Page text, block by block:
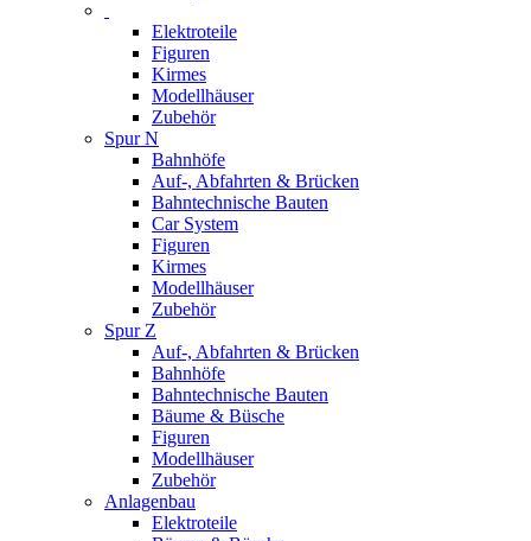
Elektroteile
Figuren
Kirmes
Modellhäuser
Zubehör
Spur N
Bahnhöfe
Auf-, Abfahrten & Brücken
Bahntechnische Bauten
Car System
Figuren
Kirmes
Modellhäuser
Zubehör
Spur Z
Auf-, Abfahrten & Brücken
Bahnhöfe
Bahntechnische Bauten
Bäume & Büsche
Figuren
Modellhäuser
Zubehör
Anlagenbau
Elektroteile